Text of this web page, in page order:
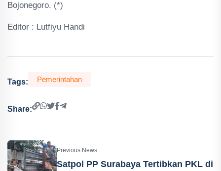
Bojonegoro. (*)
Editor : Lutfiyu Handi
Tags: Pemerintahan
Share:
Previous News
Satpol PP Surabaya Tertibkan PKL di